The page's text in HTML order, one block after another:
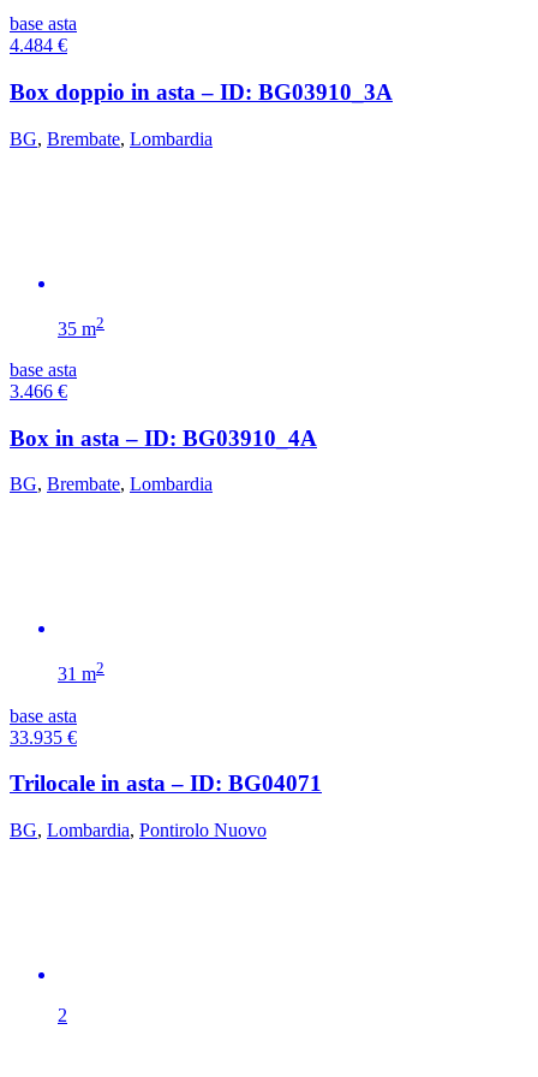
base asta
4.484 €
Box doppio in asta – ID: BG03910_3A
BG, Brembate, Lombardia
35 m2
base asta
3.466 €
Box in asta – ID: BG03910_4A
BG, Brembate, Lombardia
31 m2
base asta
33.935 €
Trilocale in asta – ID: BG04071
BG, Lombardia, Pontirolo Nuovo
2